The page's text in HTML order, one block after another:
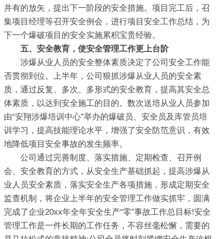
并有的放矢，提出下一阶段的安全措施。项目完工后，召
集项目经理等召开安全例会，进行项目安全工作总结，为
下一个爆破项目的安全实施累积宝贵经验。
五、安全教育，使安全管理工作更上台阶
涉爆从业人员的安全整体素质决定了公司安全工作能
否贯彻到位。上半年，公司狠抓涉爆从业人员的安全素
质，通过反复、多次、多形式的安全教育，提高其安全总
体素质，以达到安全施工的目的。数次送培从业人员参加
由“安翔涉爆培训中心”举办的爆破员、安全员及库管员培
训学习，提高技能理论水平，增强了安全防范意识，有效
地降低项目安全事故的发生频率。
公司通过完善制度、落实措施、定期检查、召开例
会、安全教育的方式，从安全生产基础抓起，提高涉爆从
业人员安全素质，落实安全生产各项措施，形成定期安全
监查机制，将企业上半年的安全管理工作做实抓牢，圆满
完成了企业20xx年全年安全生产“零”事故工作总目标!安全
管理工作是一件长期的工作任务，不容丝毫松懈，需要的